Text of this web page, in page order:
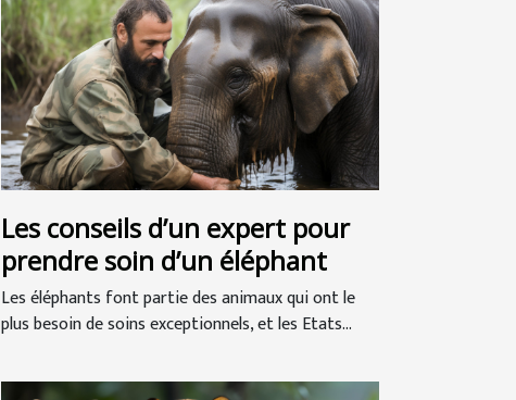
Les conseils d’un expert pour
prendre soin d’un éléphant
Les éléphants font partie des animaux qui ont le
plus besoin de soins exceptionnels, et les Etats...